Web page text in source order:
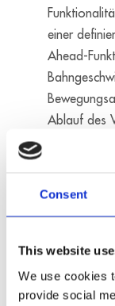
Consent
This website
We use cookies
provide social
einer
Ahead-
Ablauf des
der
für